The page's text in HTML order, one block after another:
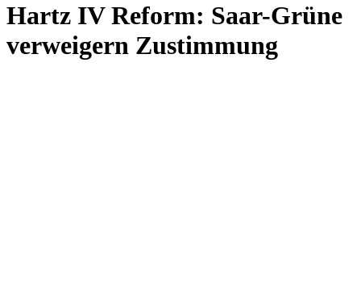
Hartz IV Reform: Saar-Grüne
verweigern Zustimmung